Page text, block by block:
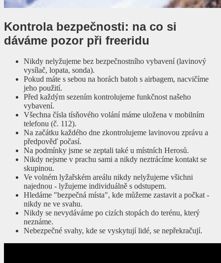
Kontrola bezpečnosti: na co si
dáváme pozor při freeridu
Nikdy nelyžujeme bez bezpečnostního vybavení (lavinový
vysílač, lopata, sonda).
Pokud máte s sebou na horách batoh s airbagem, nacvičíme
jeho použití.
Před každým sezením kontrolujeme funkčnost našeho
vybavení.
Všechna čísla tísňového volání máme uložena v mobilním
telefonu (č. 112).
Na začátku každého dne zkontrolujeme lavinovou zprávu a
předpověď počasí.
Na podmínky jsme se zeptali také u místních Herosů.
Nikdy nejsme v prachu sami a nikdy neztrácíme kontakt se
skupinou.
Ve volném lyžařském areálu nikdy nelyžujeme všichni
najednou - lyžujeme individuálně s odstupem.
Hledáme "bezpečná místa", kde můžeme zastavit a počkat -
nikdy ne ve svahu.
Nikdy se nevydáváme po cizích stopách do terénu, který
neznáme.
Nebezpečné svahy, kde se vyskytují lidé, se nepřekračují.